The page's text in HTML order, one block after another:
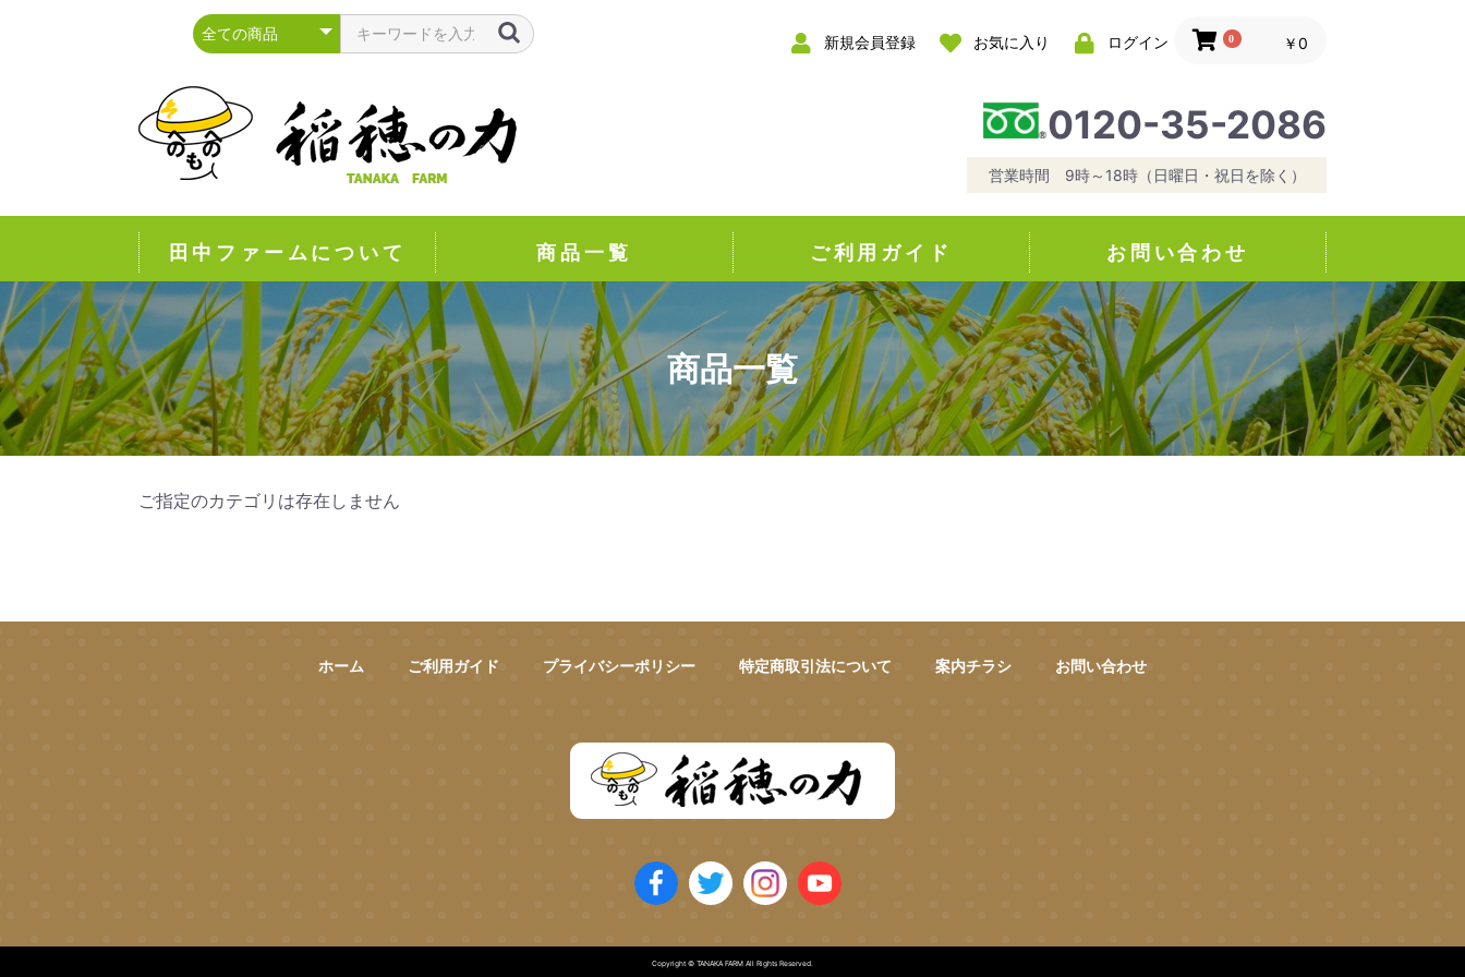
新規会員登録 お気に入り ログイン 0 ￥0
0120-35-2086
営業時間 9時～18時（日曜日・祝日を除く）
田中ファームについて 商品一覧 ご利用ガイド お問い合わせ
商品一覧
ご指定のカテゴリは存在しません
ホーム ご利用ガイド プライバシーポリシー 特定商取引法について 案内チラシ お問い合わせ
Copyright © TANAKA FARM All Rights Reserved.